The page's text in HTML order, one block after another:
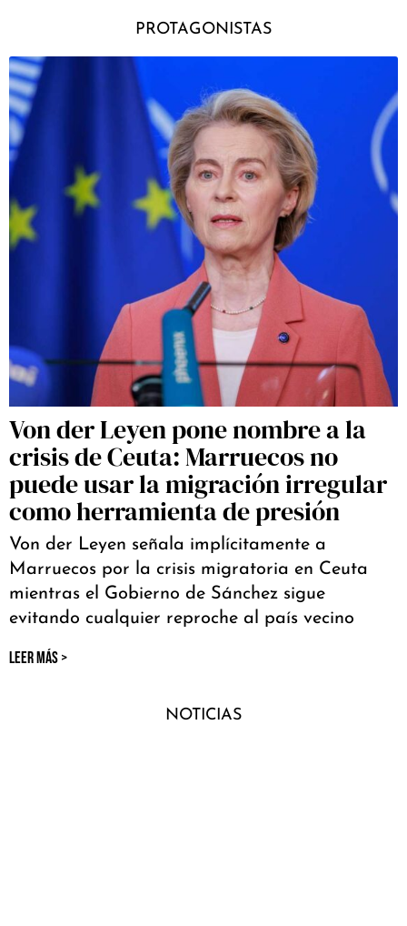
PROTAGONISTAS
Von der Leyen pone nombre a la
crisis de Ceuta: Marruecos no
puede usar la migración irregular
como herramienta de presión
Von der Leyen señala implícitamente a
Marruecos por la crisis migratoria en Ceuta
mientras el Gobierno de Sánchez sigue
evitando cualquier reproche al país vecino
LEER MÁS >
NOTICIAS